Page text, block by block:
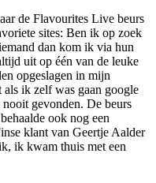
de Flavourites Live beurs
sites: Ben ik op zoek
dan kom ik via hun
uit op één van de leuke
opgeslagen in mijn
ik zelf was gaan google
gevonden. De beurs
ook nog een
klant van Geertje Aalder
ik kwam thuis met een